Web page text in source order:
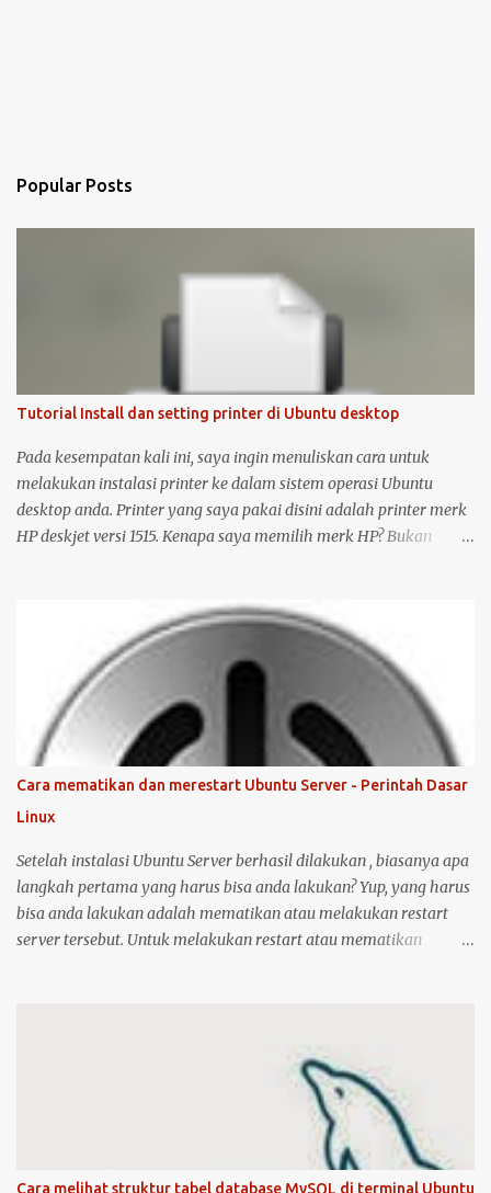
Popular Posts
Tutorial Install dan setting printer di Ubuntu desktop
Pada kesempatan kali ini, saya ingin menuliskan cara untuk
melakukan instalasi printer ke dalam sistem operasi Ubuntu
desktop anda. Printer yang saya pakai disini adalah printer merk
HP deskjet versi 1515. Kenapa saya memilih merk HP? Bukan
open source seperti Ubuntu . Langsung saja saya mulai langkah-
langkah untuk instalasi printer HP 1515 di Ubuntu desktop . Cara
ini bisa juga digunakan untuk merk printer lainnya, hanya saja
saya tidak bisa menjamin ketersediaan driver untuk sistem
operasi Linux ( Ubuntu ). Oh iya, saran saya, saat melakukan
instalasi dan setting printer, lebih baik komputer Ubuntu anda
terkoneksi dengan internet, berikut langkah-langkahnya: Colokin
keduanya. Kemudian klik logo unity di pojok kiri atas, kemudian
ketik printer, untuk masuk ke menu setting pr...
Cara mematikan dan merestart Ubuntu Server - Perintah Dasar
Linux
Setelah instalasi Ubuntu Server berhasil dilakukan , biasanya apa
langkah pertama yang harus bisa anda lakukan? Yup, yang harus
bisa anda lakukan adalah mematikan atau melakukan restart
server tersebut. Untuk melakukan restart atau mematikan
menggunakan mouse untuk melakukan restart atau shutdown
melalui antarmuka yang telah disediakan. Lalu bagaimana jika
anda menggunakan Ubuntu Server? yang notabene anda tidak
dapat menggunakan antarmuka karena hanya disediakan
console atau terminal. Ada beberapa cara untuk mematikan,
Cara melihat struktur tabel database MySQL di terminal Ubuntu